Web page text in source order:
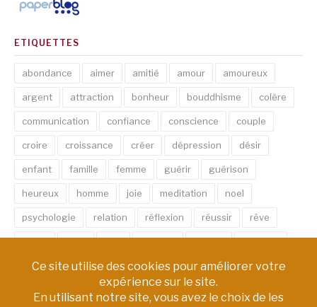
ETIQUETTES
abondance aimer amitié amour amoureux
argent attraction bonheur bouddhisme colère
communication confiance conscience couple
croire croissance créer dépression désir
enfant famille femme guérir guérison
heureux homme joie meditation noel
psychologie relation réflexion réussir rêve
santé sexe soin spirituel succès thérapie
vie âme émotion énergie équilibre